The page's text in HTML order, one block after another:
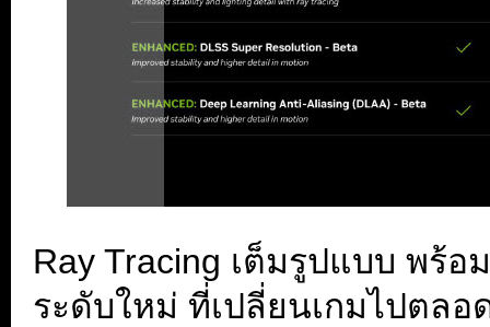
Ray Tracing เต็มรูปแบบ พร้อ
ระดับใหม่ ที่เปลี่ยนเกมไปตลอ